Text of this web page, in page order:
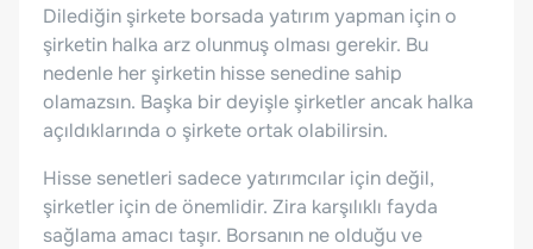
Dilediğin şirkete borsada yatırım yapman için o
şirketin halka arz olunmuş olması gerekir. Bu
nedenle her şirketin hisse senedine sahip
olamazsın. Başka bir deyişle şirketler ancak halka
açıldıklarında o şirkete ortak olabilirsin.
Hisse senetleri sadece yatırımcılar için değil,
şirketler için de önemlidir. Zira karşılıklı fayda
sağlama amacı taşır. Borsanın ne olduğu ve